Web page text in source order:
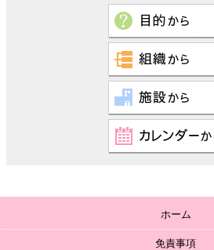
ホーム
免責事項